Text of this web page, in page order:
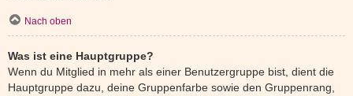
Nach oben
Was ist eine Hauptgruppe?
Wenn du Mitglied in mehr als einer Benutzergruppe bist, dient die
Hauptgruppe dazu, deine Gruppenfarbe sowie den Gruppenrang,